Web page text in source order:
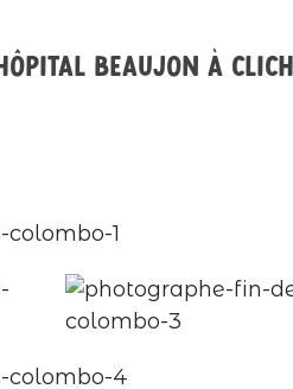
Beaujon à